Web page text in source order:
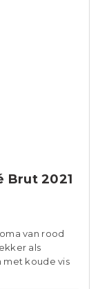
Brut 2021
van rood
als
met koude vis